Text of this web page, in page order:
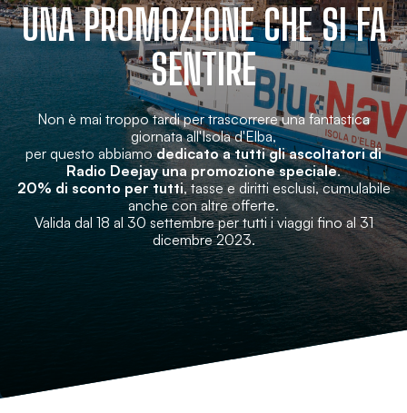
UNA PROMOZIONE CHE SI FA
SENTIRE
Non è mai troppo tardi per trascorrere una fantastica
giornata all'Isola d'Elba,
per questo abbiamodedicato a tutti gli ascoltatori di
Radio Deejay una promozione speciale.
20% di sconto per tutti, tasse e diritti esclusi, cumulabile
anche con altre offerte.
Valida dal 18 al 30 settembre per tutti i viaggi fino al 31
dicembre 2023.